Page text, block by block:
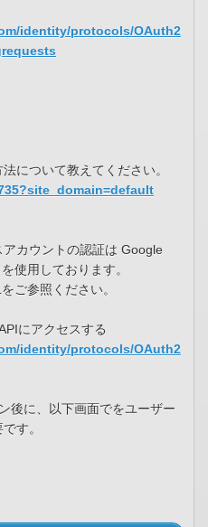
identity/protocols/OAuth2
について教えてください。
カウントの認証は Google
使用しております。
ご参照ください。
にアクセスする
identity/protocols/OAuth2
後に、以下画面でをユーザー
す。